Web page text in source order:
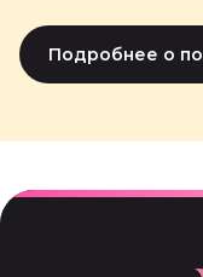
Подробнее о